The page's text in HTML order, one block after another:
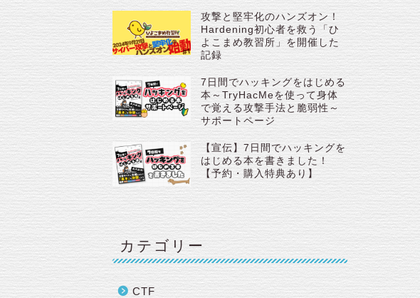
攻撃と堅牢化のハンズオン！
Hardening初心者を救う「ひ
よこまめ教習所」を開催した
記録
7日間でハッキングをはじめる
本～TryHacMeを使って身体
で覚える攻撃手法と脆弱性～
サポートページ
【宣伝】7日間でハッキングを
はじめる本を書きました！
【予約・購入特典あり】
カテゴリー
CTF